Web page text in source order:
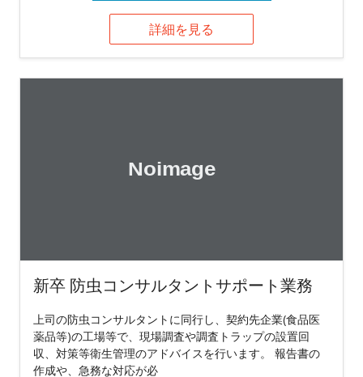
詳細を見る
新卒 防虫コンサルタントサポート業務
上司の防虫コンサルタントに同行し、契約先企業(食品医
薬品等)の工場等で、現場調査や調査トラップの設置回
収、対策等衛生管理のアドバイスを行います。 報告書の
作成や、急務な対応が必